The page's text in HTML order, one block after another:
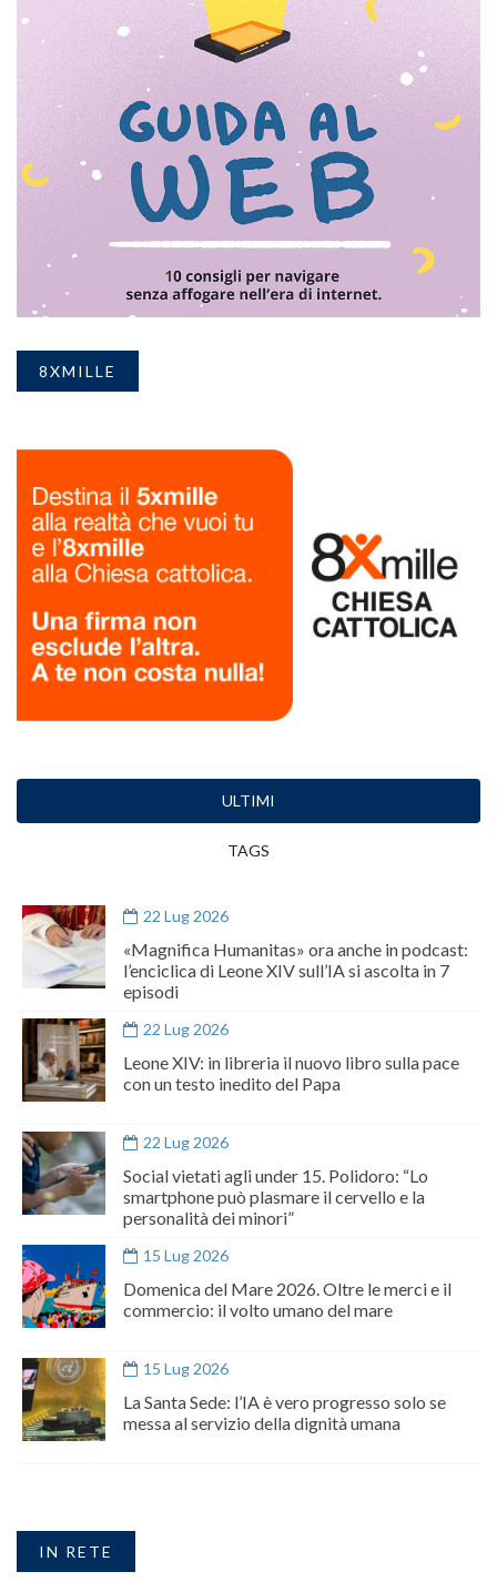
8XMILLE
ULTIMI
TAGS
22 Lug 2026
«Magnifica Humanitas» ora anche in podcast:
l’enciclica di Leone XIV sull’IA si ascolta in 7
episodi
22 Lug 2026
Leone XIV: in libreria il nuovo libro sulla pace
con un testo inedito del Papa
22 Lug 2026
Social vietati agli under 15. Polidoro: “Lo
smartphone può plasmare il cervello e la
personalità dei minori”
15 Lug 2026
Domenica del Mare 2026. Oltre le merci e il
commercio: il volto umano del mare
15 Lug 2026
La Santa Sede: l’IA è vero progresso solo se
messa al servizio della dignità umana
IN RETE